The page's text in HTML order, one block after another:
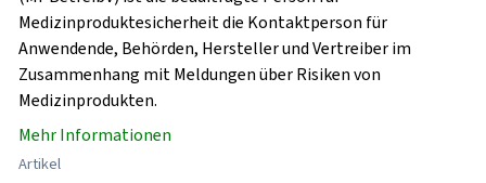
Medizinproduktesicherheit die Kontaktperson für
Anwendende, Behörden, Hersteller und Vertreiber im
Zusammenhang mit Meldungen über Risiken von
Medizinprodukten.
Mehr Informationen
Artikel